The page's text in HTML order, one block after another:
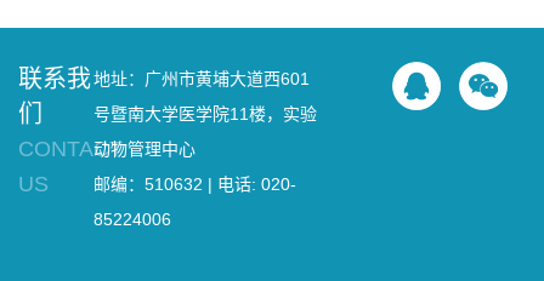
联系我
们
CONTACT
US
地址：广州市黄埔大道西601
号暨南大学医学院11楼，实验
动物管理中心
邮编：510632 | 电话: 020-
85224006